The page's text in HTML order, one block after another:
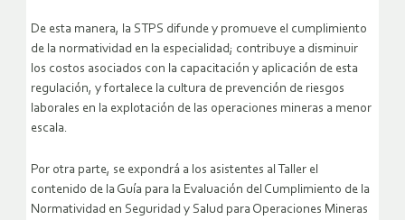
De esta manera, la STPS difunde y promueve el cumplimiento
de la normatividad en la especialidad; contribuye a disminuir
los costos asociados con la capacitación y aplicación de esta
regulación, y fortalece la cultura de prevención de riesgos
laborales en la explotación de las operaciones mineras a menor
escala.
Por otra parte, se expondrá a los asistentes al Taller el
contenido de la Guía para la Evaluación del Cumplimiento de la
Normatividad en Seguridad y Salud para Operaciones Mineras